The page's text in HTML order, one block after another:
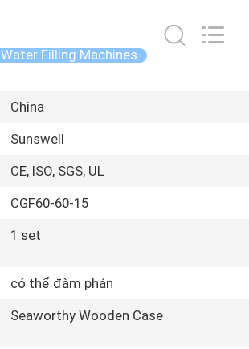
Water Filling Machines
China
Sunswell
CE, ISO, SGS, UL
CGF60-60-15
1 set
có thể đàm phán
Seaworthy Wooden Case